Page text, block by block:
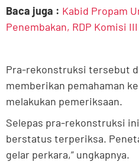
Baca juga : Kabid Propam
Penembakan, RDP Komisi III
Pra-rekonstruksi tersebut
memberikan pemahaman
melakukan pemeriksaan.
Selepas pra-rekonstruksi
berstatus terperiksa.
gelar perkara,” ungkapnya.